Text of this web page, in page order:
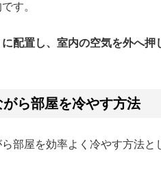
す。
配置し、室内の空気を外へ押
ら部屋を冷やす方法
部屋を効率よく冷やす方法と